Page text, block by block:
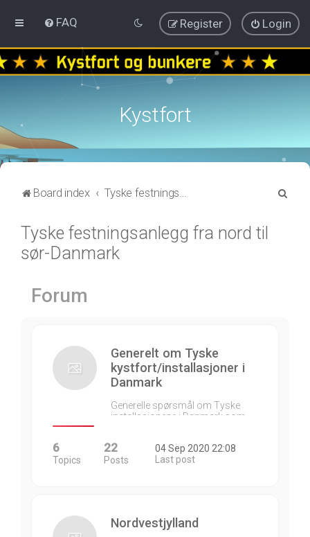
FAQ Login
Register
Kystfort
Board index Tyske festningsanlegg fra nord til sør-Danmark
Tyske festningsanlegg fra nord til
sør-Danmark
Forum
Generelt om Tyske
kystfort/installasjoner i
Danmark
Generelle spørsmål om Tyske
installasjonene i Danmark som…
6
Topics
22
Posts
04 Sep 2020 22:08
Last post
Nordvestjylland